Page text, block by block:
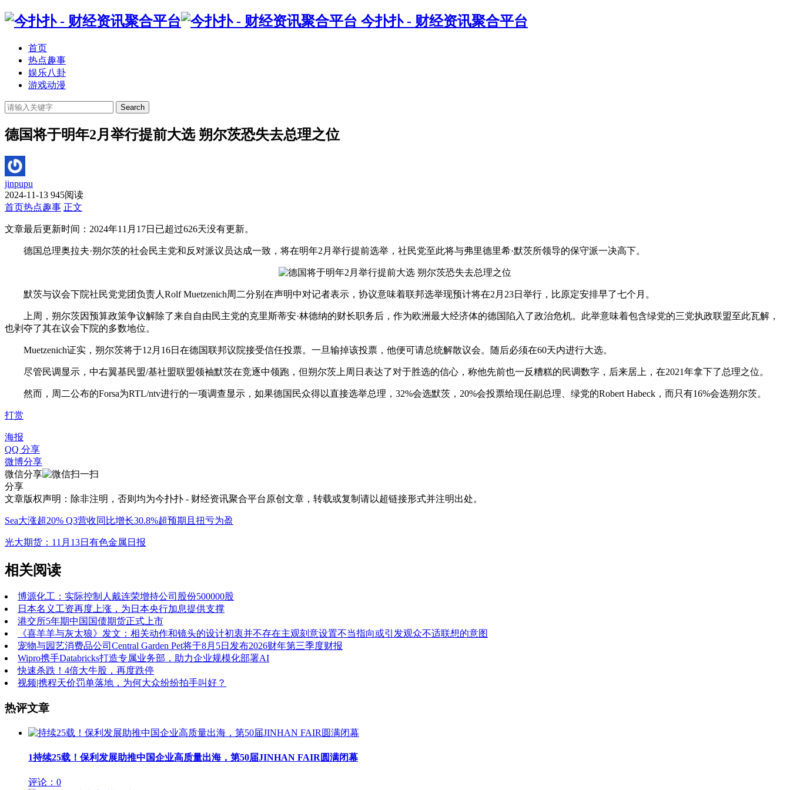
今扑扑 - 财经资讯聚合平台
首页
热点趣事
娱乐八卦
游戏动漫
Search
德国将于明年2月举行提前大选 朔尔茨恐失去总理之位
jinpupu
2024-11-13 945阅读
首页热点趣事 正文
文章最后更新时间： 2024年11月17日 已超过626天没有更新。
德国总理奥拉夫·朔尔茨的社会民主党和反对派议员达成一致，将在明年2月举行提前选举，社民党至此将与弗里德里希·默茨所领导的保守派一决高下。
默茨与议会下院社民党党团负责人Rolf Muetzenich周二分别在声明中对记者表示，协议意味着联邦选举现预计将在2月23日举行，比原定安排早了七个月。
上周，朔尔茨因预算政策争议解除了来自自由民主党的克里斯蒂安·林德纳的财长职务后，作为欧洲最大经济体的德国陷入了政治危机。此举意味着包含绿党的三党执政联盟至此瓦解，
也剥夺了其在议会下院的多数地位。
Muetzenich证实，朔尔茨将于12月16日在德国联邦议院接受信任投票。一旦输掉该投票，他便可请总统解散议会。随后必须在60天内进行大选。
尽管民调显示，中右翼基民盟/基社盟联盟领袖默茨在竞逐中领跑，但朔尔茨上周日表达了对于胜选的信心，称他先前也一反糟糕的民调数字，后来居上，在2021年拿下了总理之位。
然而，周二公布的Forsa为RTL/ntv进行的一项调查显示，如果德国民众得以直接选举总理，32%会选默茨，20%会投票给现任副总理、绿党的Robert Habeck，而只有16%会选朔尔茨。
打赏
海报
QQ 分享
微博分享
微信分享
分享
文章版权声明：除非注明，否则均为今扑扑 - 财经资讯聚合平台 原创文章，转载或复制请以超链接形式并注明出处。
Sea大涨超20% Q3营收同比增长30.8%超预期且扭亏为盈
光大期货：11月13日有色金属日报
相关阅读
博源化工：实际控制人戴连荣增持公司股份500000股
日本名义工资再度上涨，为日本央行加息提供支撑
港交所5年期中国国债期货正式上市
《喜羊羊与灰太狼》发文：相关动作和镜头的设计初衷并不存在主观刻意设置不当指向或引发观众不适联想的意图
宠物与园艺消费品公司Central Garden Pet将于8月5日发布2026财年第三季度财报
Wipro携手Databricks打造专属业务部，助力企业规模化部署AI
快速杀跌！4倍大牛股，再度跌停
视频|携程天价罚单落地，为何大众纷纷拍手叫好？
热评文章
1持续25载！保利发展助推中国企业高质量出海，第50届JINHAN FAIR圆满闭幕
评论：0